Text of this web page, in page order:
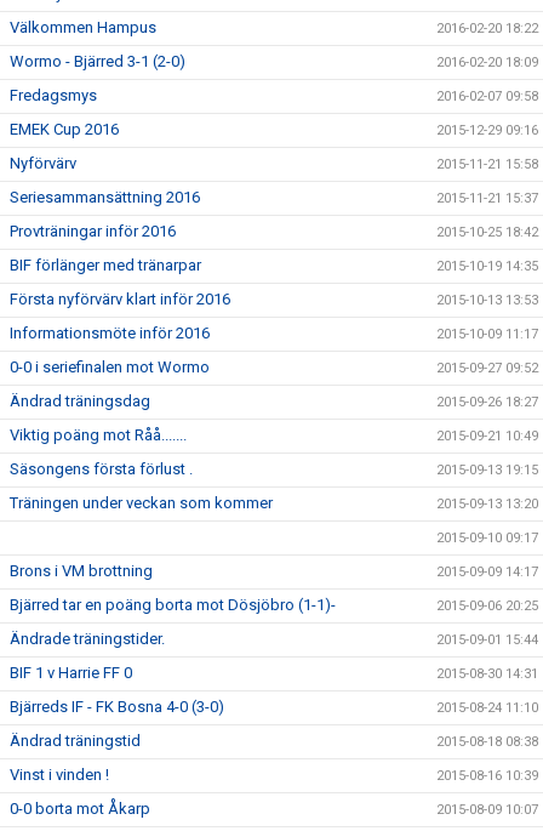
Välkommen Hampus 2016-02-20 18:22
Wormo - Bjärred 3-1 (2-0) 2016-02-20 18:09
Fredagsmys 2016-02-07 09:58
EMEK Cup 2016 2015-12-29 09:16
Nyförvärv 2015-11-21 15:58
Seriesammansättning 2016 2015-11-21 15:37
Provträningar inför 2016 2015-10-25 18:42
BIF förlänger med tränarpar 2015-10-19 14:35
Första nyförvärv klart inför 2016 2015-10-13 13:53
Informationsmöte inför 2016 2015-10-09 11:17
0-0 i seriefinalen mot Wormo 2015-09-27 09:52
Ändrad träningsdag 2015-09-26 18:27
Viktig poäng mot Råå....... 2015-09-21 10:49
Säsongens första förlust . 2015-09-13 19:15
Träningen under veckan som kommer 2015-09-13 13:20
2015-09-10 09:17
Brons i VM brottning 2015-09-09 14:17
Bjärred tar en poäng borta mot Dösjöbro (1-1)- 2015-09-06 20:25
Ändrade träningstider. 2015-09-01 15:44
BIF 1 v Harrie FF 0 2015-08-30 14:31
Bjärreds IF - FK Bosna 4-0 (3-0) 2015-08-24 11:10
Ändrad träningstid 2015-08-18 08:38
Vinst i vinden ! 2015-08-16 10:39
0-0 borta mot Åkarp 2015-08-09 10:07